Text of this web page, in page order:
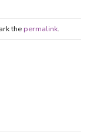
the permalink.